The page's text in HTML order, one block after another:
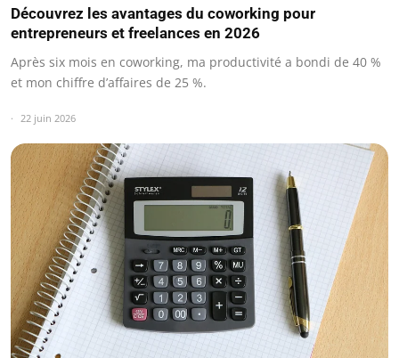
Découvrez les avantages du coworking pour
entrepreneurs et freelances en 2026
Après six mois en coworking, ma productivité a bondi de 40 %
et mon chiffre d’affaires de 25 %.
22 juin 2026